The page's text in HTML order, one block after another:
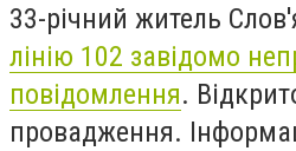
33-річний житель
лінію 102 завідомо
повідомлення.
провадження.